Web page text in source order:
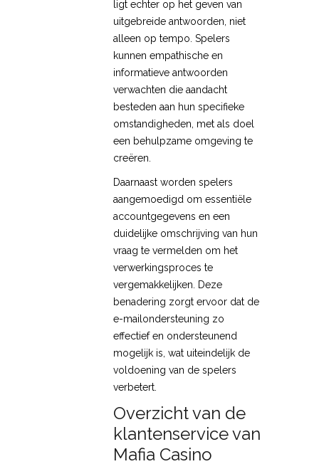
ligt echter op het geven van
uitgebreide antwoorden, niet
alleen op tempo. Spelers
kunnen empathische en
informatieve antwoorden
verwachten die aandacht
besteden aan hun specifieke
omstandigheden, met als doel
een behulpzame omgeving te
creëren.
Daarnaast worden spelers
aangemoedigd om essentiële
accountgegevens en een
duidelijke omschrijving van hun
vraag te vermelden om het
verwerkingsproces te
vergemakkelijken. Deze
benadering zorgt ervoor dat de
e-mailondersteuning zo
effectief en ondersteunend
mogelijk is, wat uiteindelijk de
voldoening van de spelers
verbetert.
Overzicht van de
klantenservice van
Mafia Casino